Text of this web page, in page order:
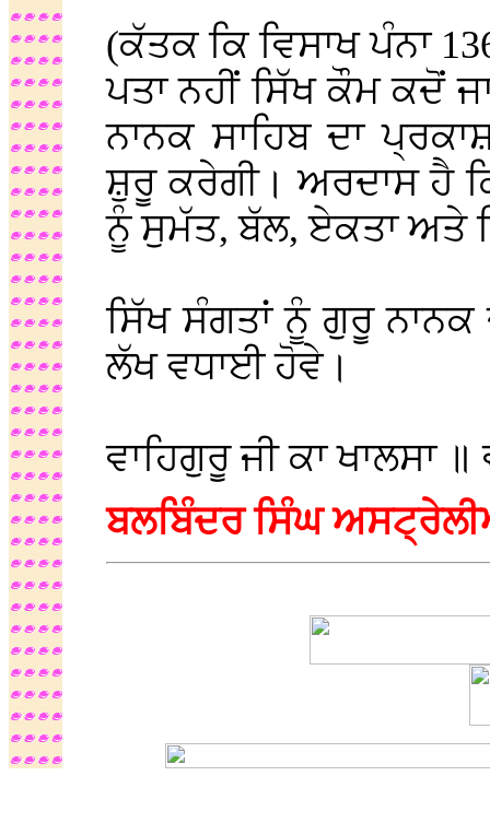
(ਕੱਤਕ ਕਿ ਵਿਸਾਖ ਪੰਨਾ
ਪਤਾ ਨਹੀਂ ਸਿੱਖ ਕੌਮ ਕਦੋਂ
ਨਾਨਕ ਸਾਹਿਬ ਦਾ
ਸ਼ੁਰੂ ਕਰੇਗੀ। ਅਰਦਾਸ ਹੈ
ਨੂੰ ਸੁਮੱਤ, ਬੱਲ, ਏਕਤਾ ਅਤੇ
ਸਿੱਖ ਸੰਗਤਾਂ ਨੂੰ ਗੁਰੂ
ਲੱਖ ਵਧਾਈ ਹੋਵੇ।
ਵਾਹਿਗੁਰੂ ਜੀ ਕਾ ਖਾਲਸਾ
ਬਲਬਿੰਦਰ ਸਿੰਘ